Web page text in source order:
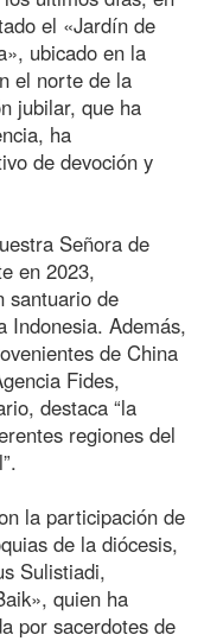
el «Jardín de
ubicado en la
el norte de la
jubilar, que ha
ha
de devoción y
Señora de
en 2023,
santuario de
Indonesia. Además,
de China
Fides,
destaca “la
regiones del
la participación de
de la diócesis,
Sulistiadi,
quien ha
por sacerdotes de